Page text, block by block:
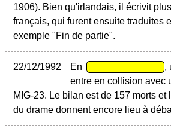
1906). Bien qu'irlandais, il écrivit
français, qui furent ensuite traduites
exemple "Fin de partie".
22/12/1992 En
,
entre en collision avec
MIG-23. Le bilan est de 157 morts et
du drame donnent encore lieu à